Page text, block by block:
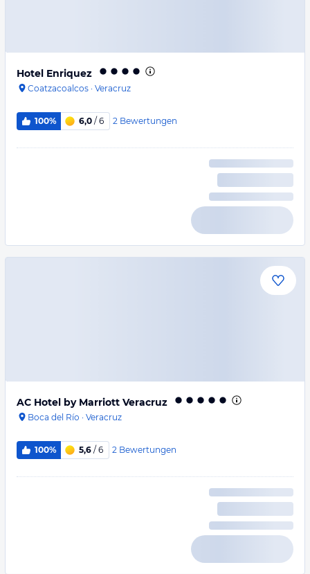
Hotel Enriquez
Coatzacoalcos · Veracruz
100% 6,0 / 6 2 Bewertungen
AC Hotel by Marriott Veracruz
Boca del Río · Veracruz
100% 5,6 / 6 2 Bewertungen